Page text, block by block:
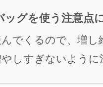
ッグを使う注意点
でくるので、増し
しすぎないように